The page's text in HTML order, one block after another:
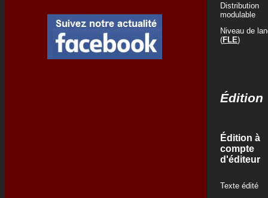
Distribution
modulable
Niveau de
(FLE)
Édition
Édition à
compte
d'éditeur
Texte édité